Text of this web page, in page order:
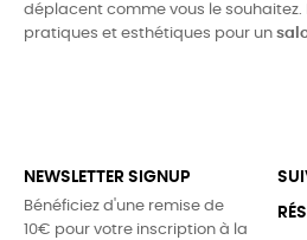
déplacent comme vous le souhaitez.
pratiques et esthétiques pour un
NEWSLETTER SIGNUP
Bénéficiez d'une remise de
10€ pour votre inscription à la